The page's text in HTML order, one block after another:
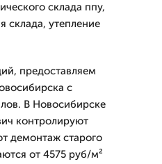
склада ппу,
склада, утепление
предоставляем
с
В Новосибирске
контролируют
демонтаж старого
от 4575 руб/м²